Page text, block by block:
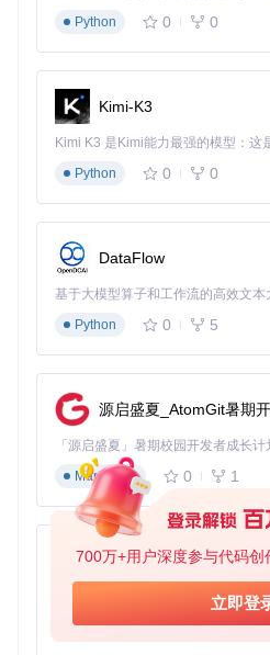
700万+用户深度参与代码创
立即登
Python
0 0
Kimi-K3
Python
0 0
DataFlow
基于大模型算子和工作流的高效文
Python
0 5
源启盛夏_AtomGit暑期
Markdown
0 1
py-xiaozhi
Python
0 1